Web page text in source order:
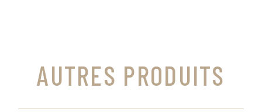
AUTRES PRODUITS